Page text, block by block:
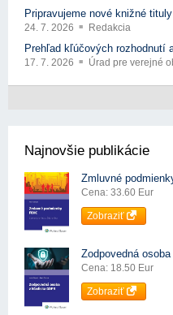
Pripravujeme nové knižné tituly
24. 7. 2026 Redakcia
Prehľad kľúčových rozhodnutí
17. 7. 2026 Úrad pre verejné
Najnovšie publikácie
Zmluvné
Cena: 33.60 Eur
Zobraziť
Zodpovedná
Cena: 18.50 Eur
Zobraziť